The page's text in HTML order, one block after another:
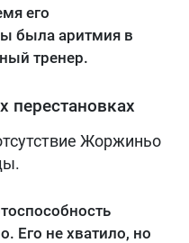
его
была аритмия в
тренер.
Жоржиньо
Его не хватило, но